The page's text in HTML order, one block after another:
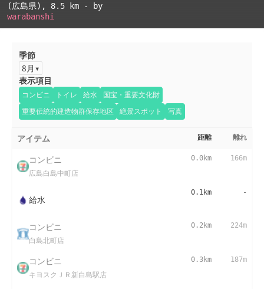
(広島県) , 8.5 km - by
warabanshi
季節
8月
表示項目
コンビニ トイレ 給水
国宝・重要文化財
重要伝統的建造物群保存地区
絶景スポット 写真
アイテム 距離 離れ
コンビニ
広島白島中町店
0.0km 166m
給水
0.1km -
コンビニ
白島北町店
0.2km 224m
コンビニ
キヨスクＪＲ新白島駅店
0.3km 187m